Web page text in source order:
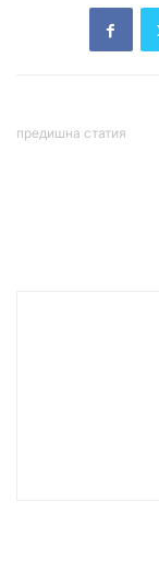
предишна статия